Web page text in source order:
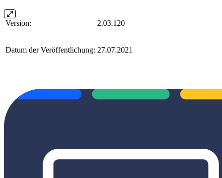
Version: 2.03.120
Datum der Veröffentlichung: 27.07.2021